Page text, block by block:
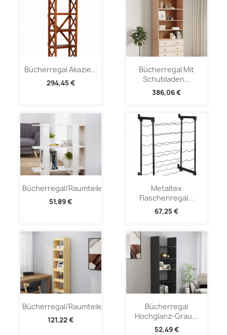
Bücherregal Akazie...
294,45 €
Bücherregal Mit
Schubladen...
386,06 €
Bücherregal/Raumteiler...
51,89 €
Metaltex
Flaschenregal...
67,25 €
Bücherregal/Raumteiler...
121,22 €
Bücherregal
Hochglanz-Grau...
52,49 €